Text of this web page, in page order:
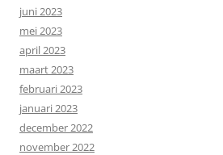
juni 2023
mei 2023
april 2023
maart 2023
februari 2023
januari 2023
december 2022
november 2022